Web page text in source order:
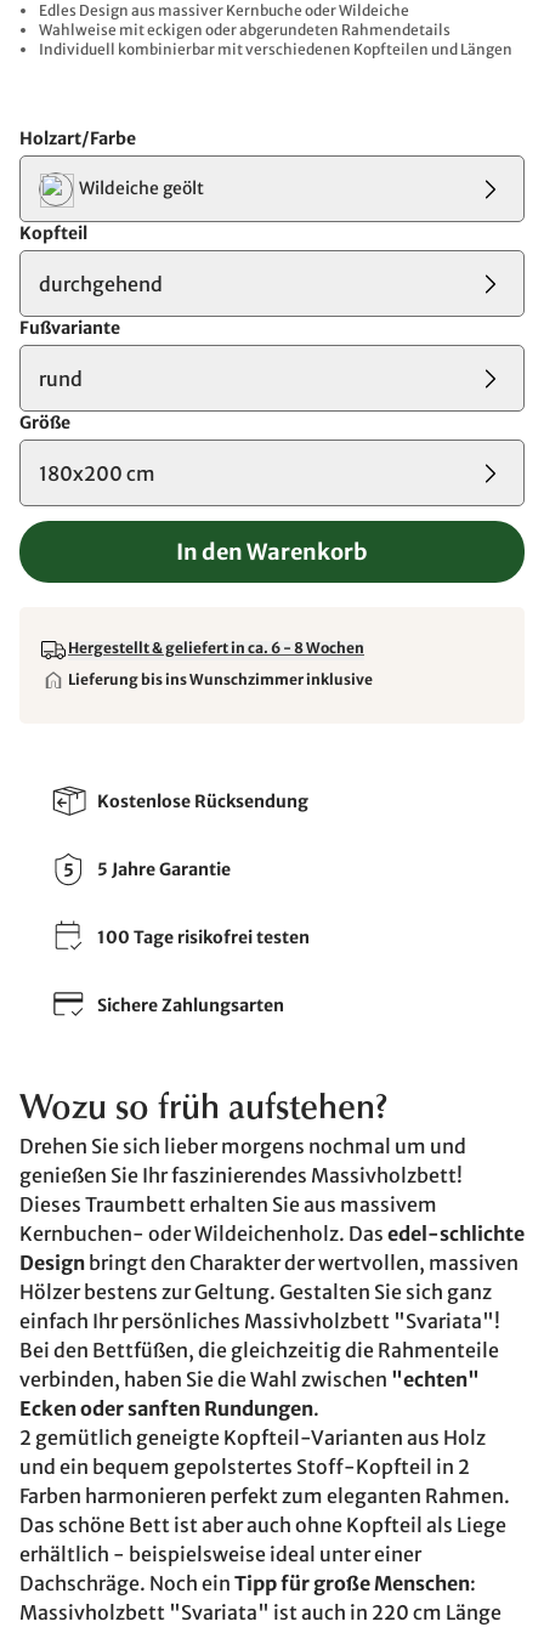
Edles Design aus massiver Kernbuche oder Wildeiche
Wahlweise mit eckigen oder abgerundeten Rahmendetails
Individuell kombinierbar mit verschiedenen Kopfteilen und Längen
Holzart/Farbe
Wildeiche geölt
Kopfteil
durchgehend
Fußvariante
rund
Größe
180x200 cm
In den Warenkorb
Hergestellt & geliefert in ca. 6 - 8 Wochen
Lieferung bis ins Wunschzimmer inklusive
Kostenlose Rücksendung
5 Jahre Garantie
100 Tage risikofrei testen
Sichere Zahlungsarten
Wozu so früh aufstehen?
Drehen Sie sich lieber morgens nochmal um und
genießen Sie Ihr faszinierendes Massivholzbett!
Dieses Traumbett erhalten Sie aus massivem
Kernbuchen- oder Wildeichenholz. Das edel-schlichte
Design bringt den Charakter der wertvollen, massiven
Hölzer bestens zur Geltung. Gestalten Sie sich ganz
einfach Ihr persönliches Massivholzbett "Svariata"!
Bei den Bettfüßen, die gleichzeitig die Rahmenteile
verbinden, haben Sie die Wahl zwischen "echten"
Ecken oder sanften Rundungen.
2 gemütlich geneigte Kopfteil-Varianten aus Holz
und ein bequem gepolstertes Stoff-Kopfteil in 2
Farben harmonieren perfekt zum eleganten Rahmen.
Das schöne Bett ist aber auch ohne Kopfteil als Liege
erhältlich - beispielsweise ideal unter einer
Dachschräge. Noch ein Tipp für große Menschen:
Massivholzbett "Svariata" ist auch in 220 cm Länge